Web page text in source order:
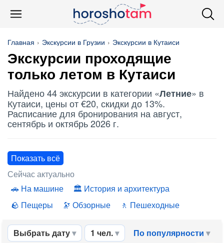
Главная Экскурсии в Грузии Экскурсии в Кутаиси
Экскурсии проходящие
только летом в Кутаиси
Найдено 44 экскурсии в категории «Летние» в
Кутаиси, цены от €20, скидки до 13%.
Расписание для бронирования на август,
сентябрь и октябрь 2026 г.
Показать всё
Сейчас актуально
На машине
История и архитектура
Пещеры
Обзорные Пешеходные
Выбрать дату 1 чел. По популярности